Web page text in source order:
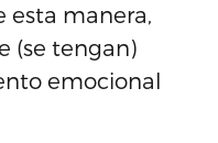
esta manera,
(se tengan)
emocional